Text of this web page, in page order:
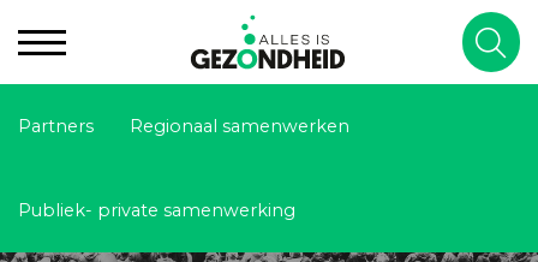
Partners Regionaal samenwerken
Publiek- private samenwerking